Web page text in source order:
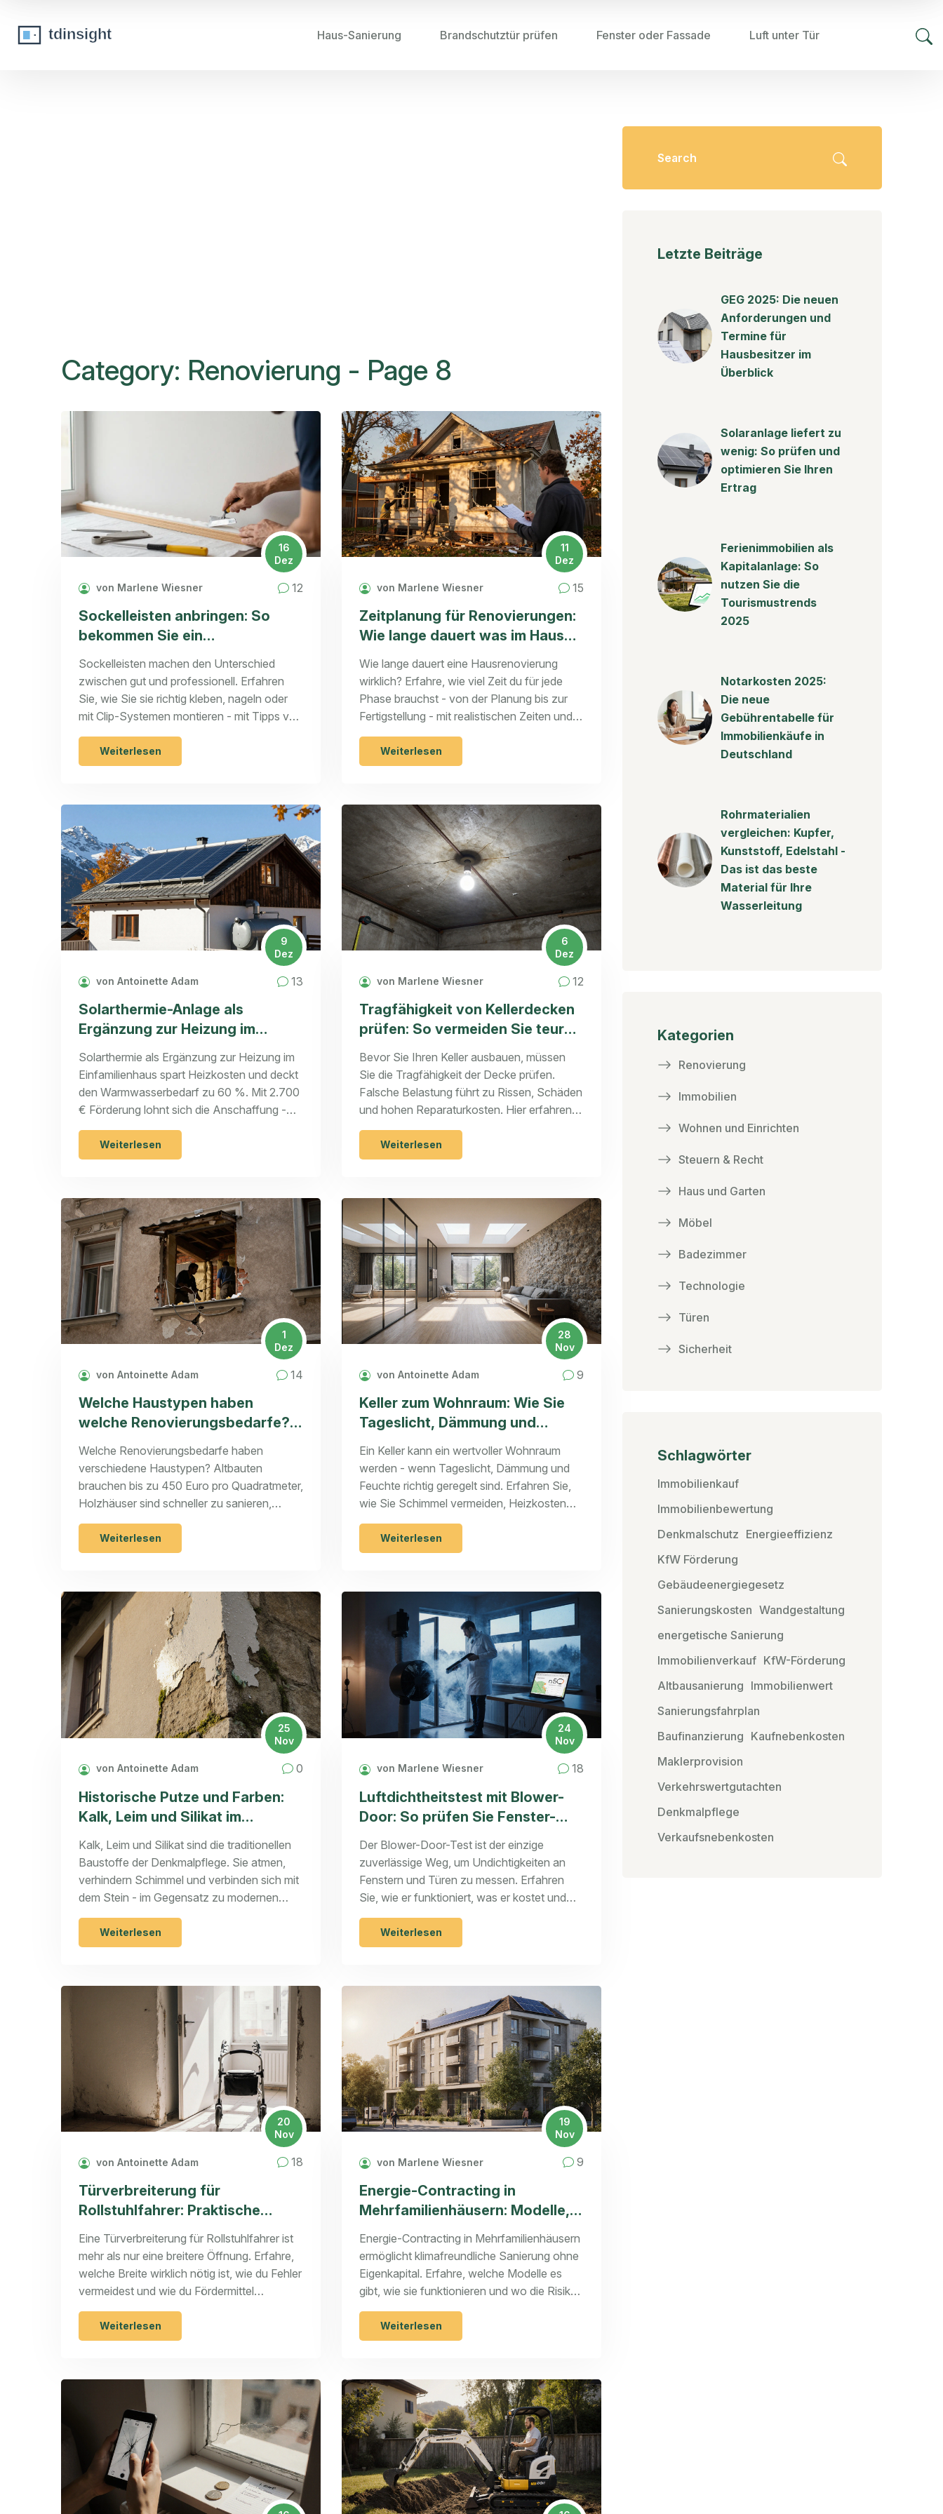
Haus-Sanierung Brandschutztür prüfen Fenster oder Fassade Luft unter Tür
Category: Renovierung - Page 8
16
Dez
von Marlene Wiesner 12
Sockelleisten anbringen: So
bekommen Sie ein
professionelles Finish am Boden
Sockelleisten machen den Unterschied
zwischen gut und professionell. Erfahren
Sie, wie Sie sie richtig kleben, nageln oder
mit Clip-Systemen montieren - mit Tipps von
Profis, Materialvergleichen und den
häufigsten Fehlern.
Weiterlesen
11
Dez
von Marlene Wiesner 15
Zeitplanung für Renovierungen:
Wie lange dauert was im Haus? -
Praxisnahe Dauern für jede
Phase
Wie lange dauert eine Hausrenovierung
wirklich? Erfahre, wie viel Zeit du für jede
Phase brauchst - von der Planung bis zur
Fertigstellung - mit realistischen Zeiten und
praktischen Tipps für eine erfolgreiche
Sanierung.
Weiterlesen
9
Dez
von Antoinette Adam 13
Solarthermie-Anlage als
Ergänzung zur Heizung im
Einfamilienhaus: Kosten, Nutzen
und Praxis-Tipps
Solarthermie als Ergänzung zur Heizung im
Einfamilienhaus spart Heizkosten und deckt
den Warmwasserbedarf zu 60 %. Mit 2.700
€ Förderung lohnt sich die Anschaffung -
hier erfahren Sie Kosten, Vorteile und
Praxis-Tipps.
Weiterlesen
6
Dez
von Marlene Wiesner 12
Tragfähigkeit von Kellerdecken
prüfen: So vermeiden Sie teure
Schäden beim Ausbau
Bevor Sie Ihren Keller ausbauen, müssen
Sie die Tragfähigkeit der Decke prüfen.
Falsche Belastung führt zu Rissen, Schäden
und hohen Reparaturkosten. Hier erfahren
Sie, wie Sie sicherstellen, dass Ihre
Kellerdecke das Gewicht trägt.
Weiterlesen
1
Dez
von Antoinette Adam 14
Welche Haustypen haben
welche Renovierungsbedarfe?
Der praktische Überblick für
2025
Welche Renovierungsbedarfe haben
verschiedene Haustypen? Altbauten
brauchen bis zu 450 Euro pro Quadratmeter,
Holzhäuser sind schneller zu sanieren,
Fertighäuser haben versteckte
Schwachstellen. Erfahre, was wirklich
wichtig ist - und wie du die Kosten
Weiterlesen
28
Nov
von Antoinette Adam 9
Keller zum Wohnraum: Wie Sie
Tageslicht, Dämmung und
Feuchte richtig im Griff behalten
Ein Keller kann ein wertvoller Wohnraum
werden - wenn Tageslicht, Dämmung und
Feuchte richtig geregelt sind. Erfahren Sie,
wie Sie Schimmel vermeiden, Heizkosten
senken und die Förderung der KfW nutzen.
Weiterlesen
25
Nov
von Antoinette Adam 0
Historische Putze und Farben:
Kalk, Leim und Silikat im
Kalk, Leim und Silikat sind die traditionellen
Baustoffe der Denkmalpflege. Sie atmen,
verhindern Schimmel und verbinden sich mit
dem Stein - im Gegensatz zu modernen
Dispersionsfarben. Erfahren Sie, warum sie
heute wichtiger denn je sind.
Weiterlesen
24
Nov
von Marlene Wiesner 18
Luftdichtheitstest mit Blower-
Door: So prüfen Sie Fenster-
Der Blower-Door-Test ist der einzige
zuverlässige Weg, um Undichtigkeiten an
Fenstern und Türen zu messen. Erfahren
Sie, wie er funktioniert, was er kostet und
warum er für jeden modernen Hausbau
Pflicht ist.
Weiterlesen
20
Nov
von Antoinette Adam 18
Türverbreiterung für
Rollstuhlfahrer: Praktische
DIN 18040
Eine Türverbreiterung für Rollstuhlfahrer ist
mehr als nur eine breitere Öffnung. Erfahre,
welche Breite wirklich nötig ist, wie du Fehler
vermeidest und wie du Fördermittel
bekommst - nach DIN 18040 und mit
Praxisbeispielen.
Weiterlesen
19
Nov
von Marlene Wiesner 9
Energie-Contracting in
Mehrfamilienhäusern: Modelle,
Energie-Contracting in Mehrfamilienhäusern
ermöglicht klimafreundliche Sanierung ohne
Eigenkapital. Erfahre, welche Modelle es
gibt, wie sie funktionieren und wo die Risiken
liegen.
Weiterlesen
Letzte Beiträge
GEG 2025: Die neuen
Anforderungen und
Termine für
Hausbesitzer im
Überblick
Solaranlage liefert zu
wenig: So prüfen und
optimieren Sie Ihren
Ertrag
Ferienimmobilien als
Kapitalanlage: So
nutzen Sie die
Tourismustrends
2025
Notarkosten 2025:
Die neue
Gebührentabelle für
Immobilienkäufe in
Deutschland
Rohrmaterialien
vergleichen: Kupfer,
Kunststoff, Edelstahl -
Das ist das beste
Material für Ihre
Wasserleitung
Kategorien
Renovierung
Immobilien
Wohnen und Einrichten
Steuern & Recht
Haus und Garten
Möbel
Badezimmer
Technologie
Türen
Sicherheit
Schlagwörter
Immobilienkauf
Immobilienbewertung
Denkmalschutz Energieeffizienz
KfW Förderung
Gebäudeenergiegesetz
Sanierungskosten Wandgestaltung
energetische Sanierung
Immobilienverkauf KfW-Förderung
Altbausanierung Immobilienwert
Sanierungsfahrplan
Baufinanzierung Kaufnebenkosten
Maklerprovision
Verkehrswertgutachten
Denkmalpflege
Verkaufsnebenkosten